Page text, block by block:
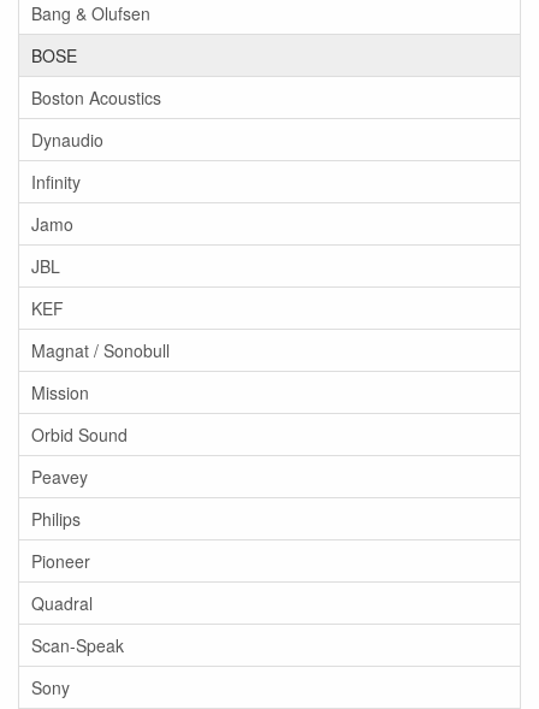
Bang & Olufsen
BOSE
Boston Acoustics
Dynaudio
Infinity
Jamo
JBL
KEF
Magnat / Sonobull
Mission
Orbid Sound
Peavey
Philips
Pioneer
Quadral
Scan-Speak
Sony